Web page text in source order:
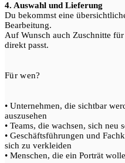
4. Auswahl und Lieferung
Du bekommst eine
Bearbeitung.
Auf Wunsch auch Zuschnitte
direkt passt.
Für wen?
• Unternehmen, die sichtbar
auszusehen
• Teams, die wachsen, sich neu
• Geschäftsführungen und
sich zu verkleiden
• Menschen, die ein Porträt